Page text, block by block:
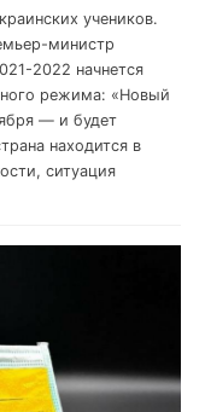
учеников.
министр
2022 начнется
режима: «Новый
— и будет
находится в
ситуация